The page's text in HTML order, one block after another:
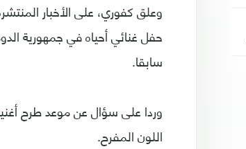
حفل غنائي أحياه في جمهورية
سابقا.
وردا على سؤال عن موعد طرح
اللون المفرح.